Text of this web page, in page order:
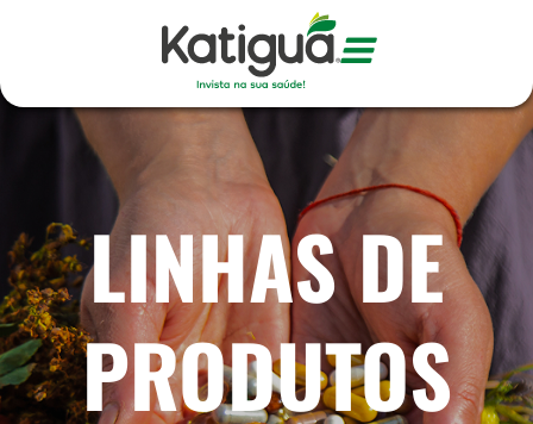
LINHAS DE
PRODUTOS